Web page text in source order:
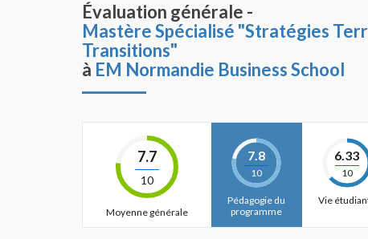
Évaluation générale -
Mastère Spécialisé "Stratégies
Transitions"
à EM Normandie Business School
7.7
10
Moyenne générale
7.8
10
Pédagogie du
programme
6.33
10
Vie